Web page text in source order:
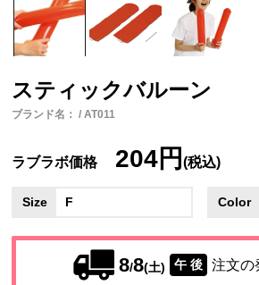
スティックバルーン
ブランド名： / AT011
ラブラボ価格 204円(税込)
Size F Color
8/8(土) 午 後 注文の